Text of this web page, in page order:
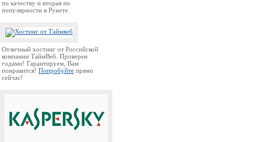
по качеству и вторая по
популярности в Рунете.
Отличный хостинг от Российской
компании ТаймВеб. Проверен
годами! Гарантируем, Вам
понравится! Попробуйте прямо
сейчас!